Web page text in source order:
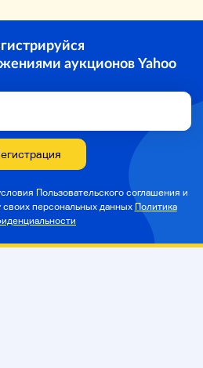
с продуктом.
после доставки.
либо вопросы, пожалуйста,
наше торговое сообщение.
получим Ваше сообщение.
чтобы ответить.
если у вас нет оценки,
мы удалим участника торгов.
внимание, что «очень плохая
аукционов Yahoo
Пользовательского соглашения и
своих персональных данных Политика